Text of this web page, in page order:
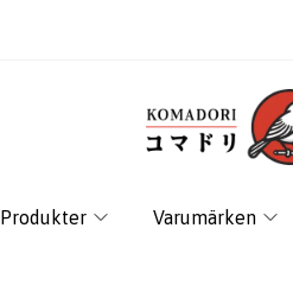
Produkter Varumärken